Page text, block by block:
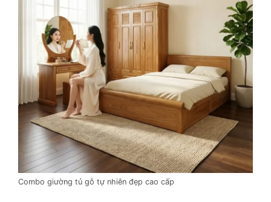
Combo giường tủ gỗ tự nhiên đẹp cao cấp